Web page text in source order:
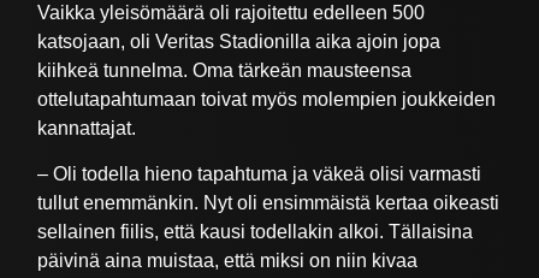
Vaikka yleisömäärä oli rajoitettu edelleen 500
katsojaan, oli Veritas Stadionilla aika ajoin jopa
kiihkeä tunnelma. Oma tärkeän mausteensa
ottelutapahtumaan toivat myös molempien joukkeiden
kannattajat.
– Oli todella hieno tapahtuma ja väkeä olisi varmasti
tullut enemmänkin. Nyt oli ensimmäistä kertaa oikeasti
sellainen fiilis, että kausi todellakin alkoi. Tällaisina
päivinä aina muistaa, että miksi on niin kivaa